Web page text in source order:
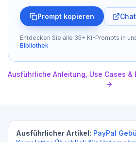
- PayPal-Gebuehr (Prozentsatz +
  - Inland: 2,49% + 0,35 EUR
  - EU: 2,99% + 0,35 EUR
  - International: 3,49% + 0,35 EUR
- Nettobetrag nach Gebuehren
Vergleiche mit Alternativen:
- Stripe (1,5% + 0,25 EUR Inland)
Gib Empfehlung für die
Prompt kopieren
Entdecken Sie alle 35+ KI-Prompts in
Bibliothek
Ausführliche Anleitung, Use Cases &
→
Ausführlicher Artikel: PayPal